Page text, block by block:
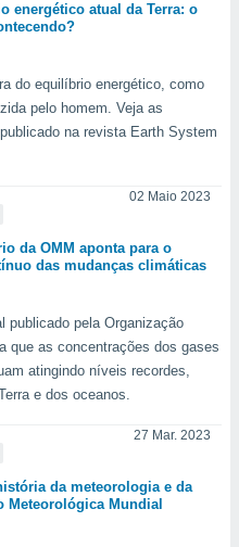
energético atual da Terra: o
do equilíbrio energético, como
pelo homem. Veja as
na revista Earth System
02 Maio 2023
da OMM aponta para o
das mudanças climáticas
publicado pela Organização
que as concentrações dos gases
atingindo níveis recordes,
e dos oceanos.
27 Mar. 2023
da meteorologia e da
Meteorológica Mundial